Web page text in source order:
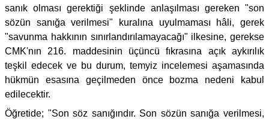
sanık olması gerektiği şeklinde anlaşılması gereken "son
sözün sanığa verilmesi" kuralına uyulmaması hâli, gerek
"savunma hakkının sınırlandırılamayacağı" ilkesine, gerekse
CMK'nın 216. maddesinin üçüncü fıkrasına açık aykırılık
teşkil edecek ve bu durum, temyiz incelemesi aşamasında
hükmün esasına geçilmeden önce bozma nedeni kabul
edilecektir.
Öğretide; "Son söz sanığındır. Son sözün sanığa verilmesi,